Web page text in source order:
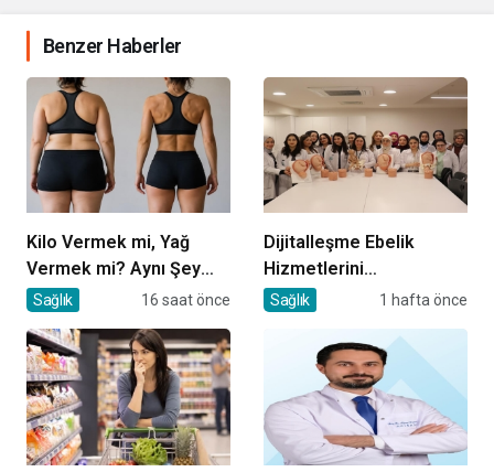
Benzer Haberler
Kilo Vermek mi, Yağ
Vermek mi? Aynı Şey
Sanıyoruz Ama Değil!
Sağlık 16 saat önce
Dijitalleşme Ebelik
Hizmetlerini
Dönüştürüyor
Sağlık 1 hafta önce